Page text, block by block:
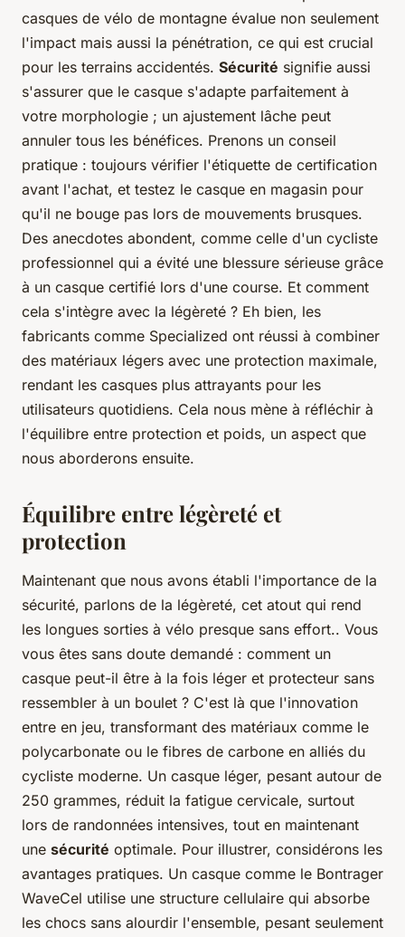
casques de vélo de montagne évalue non seulement
l'impact mais aussi la pénétration, ce qui est crucial
pour les terrains accidentés. Sécurité signifie aussi
s'assurer que le casque s'adapte parfaitement à
votre morphologie ; un ajustement lâche peut
annuler tous les bénéfices. Prenons un conseil
pratique : toujours vérifier l'étiquette de certification
avant l'achat, et testez le casque en magasin pour
qu'il ne bouge pas lors de mouvements brusques.
Des anecdotes abondent, comme celle d'un cycliste
professionnel qui a évité une blessure sérieuse grâce
à un casque certifié lors d'une course. Et comment
cela s'intègre avec la légèreté ? Eh bien, les
fabricants comme Specialized ont réussi à combiner
des matériaux légers avec une protection maximale,
rendant les casques plus attrayants pour les
utilisateurs quotidiens. Cela nous mène à réfléchir à
l'équilibre entre protection et poids, un aspect que
nous aborderons ensuite.
Équilibre entre légèreté et
protection
Maintenant que nous avons établi l'importance de la
sécurité, parlons de la légèreté, cet atout qui rend
les longues sorties à vélo presque sans effort.. Vous
vous êtes sans doute demandé : comment un
casque peut-il être à la fois léger et protecteur sans
ressembler à un boulet ? C'est là que l'innovation
entre en jeu, transformant des matériaux comme le
polycarbonate ou le fibres de carbone en alliés du
cycliste moderne. Un casque léger, pesant autour de
250 grammes, réduit la fatigue cervicale, surtout
lors de randonnées intensives, tout en maintenant
une sécurité optimale. Pour illustrer, considérons les
avantages pratiques. Un casque comme le Bontrager
WaveCel utilise une structure cellulaire qui absorbe
les chocs sans alourdir l'ensemble, pesant seulement